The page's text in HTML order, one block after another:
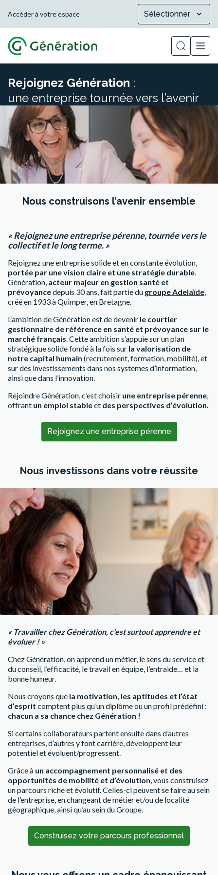
Accéder à votre espace Sélectionner
Afficher la
Rejoignez Génération :
une entreprise tournée vers l’avenir
Nous construisons l’avenir ensemble
« Rejoignez une entreprise pérenne, tournée vers le
collectif et le long terme. »
Rejoignez une entreprise solide et en constante évolution,
portée par une vision claire et une stratégie durable.
Génération, acteur majeur en gestion santé et
prévoyancedepuis 30 ans, fait partie du groupe Adelaïde,
créé en 1933 à Quimper, en Bretagne.
L’ambition de Génération est de devenir le courtier
gestionnaire de référence en santé et prévoyance sur le
marché français. Cette ambition s’appuie sur un plan
stratégique solide fondé à la fois sur la valorisation de
notre capital humain (recrutement, formation, mobilité), et
sur des investissements dans nos systèmes d’information,
ainsi que dans l’innovation.
Rejoindre Génération, c’est choisir une entreprise pérenne,
offrant un emploi stableet des perspectives d’évolution.
Rejoignez une entreprise pérenne
Nous investissons dans votre réussite
« Travailler chez Génération, c’est surtout apprendre et
évoluer ! »
Chez Génération, on apprend un métier, le sens du service et
du conseil, l’efficacité, le travail en équipe, l’entraide… et la
bonne humeur.
Nous croyons que la motivation, les aptitudes et l’état
d’esprit comptent plus qu’un diplôme ou un profil prédéfini :
chacun a sa chance chez Génération !
Si certains collaborateurs partent ensuite dans d’autres
entreprises, d’autres y font carrière, développent leur
potentiel et évoluent/progressent.
Grâce à un accompagnement personnalisé et des
opportunités de mobilité et d’évolution, vous construisez
un parcours riche et évolutif. Celles-ci peuvent se faire au sein
de l’entreprise, en changeant de métier et/ou de localité
géographique, ainsi qu’au sein du Groupe.
Construisez votre parcours professionnel